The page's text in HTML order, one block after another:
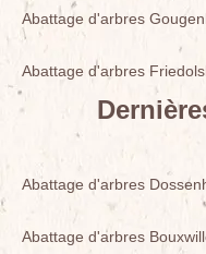
Abattage d'arbres
Abattage d'arbres
Abattage d'arbres
Abattage d'arbres